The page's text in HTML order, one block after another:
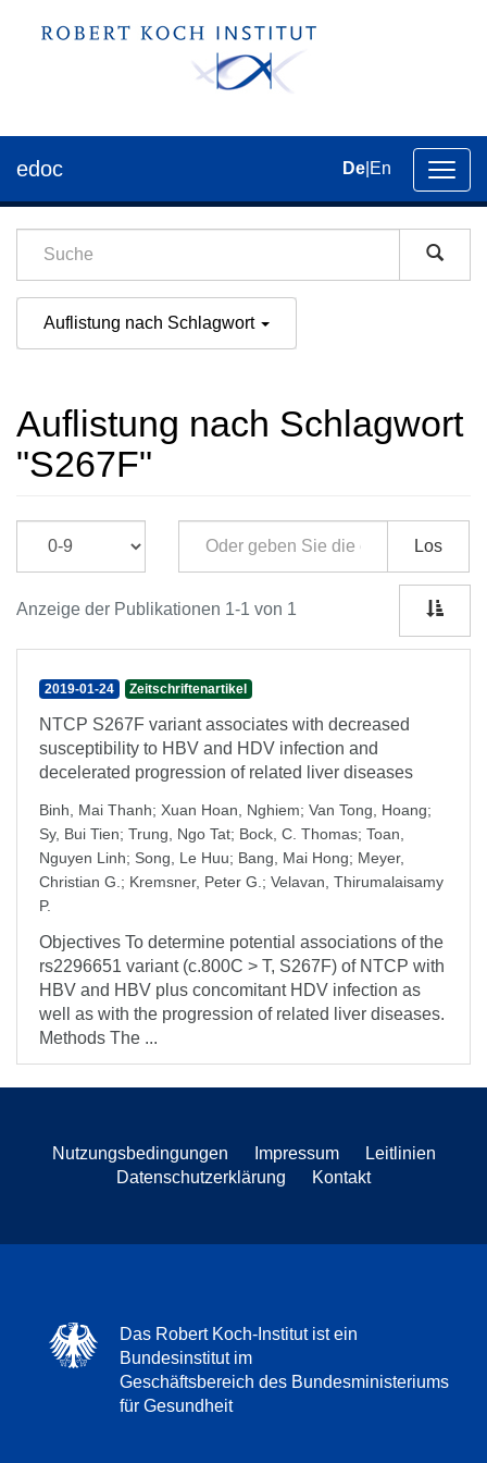
der
edoc De En
Auflistung nach Schlagwort
Auflistung nach Schlagwort
"S267F"
Los
Anzeige der Publikationen 1-1 von 1
2019-01-24 Zeitschriftenartikel
NTCP S267F variant associates with decreased
susceptibility to HBV and HDV infection and
decelerated progression of related liver diseases
Binh, Mai Thanh; Xuan Hoan, Nghiem; Van Tong, Hoang;
Sy, Bui Tien; Trung, Ngo Tat; Bock, C. Thomas; Toan,
Nguyen Linh; Song, Le Huu; Bang, Mai Hong; Meyer,
Christian G. ; Kremsner, Peter G. ; Velavan, Thirumalaisamy
P.
Objectives To determine potential associations of the
rs2296651 variant (c.800C > T, S267F) of NTCP with
HBV and HBV plus concomitant HDV infection as
well as with the progression of related liver diseases.
Methods The ...
Nutzungsbedingungen Impressum
Leitlinien
Datenschutzerklärung
Kontakt
Das Robert Koch-Institut ist ein
Bundesinstitut im
Geschäftsbereich des Bundesministeriums
für Gesundheit